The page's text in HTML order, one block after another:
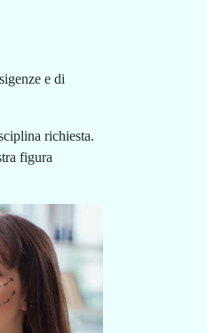
e di
richiesta.
figura